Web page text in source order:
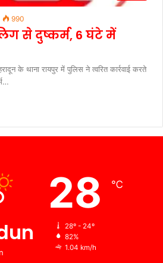
990
से दुष्कर्म, 6 घंटे में
के थाना रायपुर में पुलिस ने त्वरित कार्रवाई करते
28 ℃
28º - 24º
82%
1.04 km/h